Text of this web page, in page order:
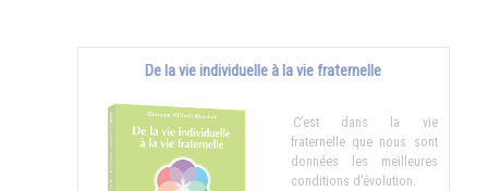
De la vie individuelle à la vie fraternelle
C’est dans la vie
fraternelle que nous sont
données les meilleures
conditions d’évolution.